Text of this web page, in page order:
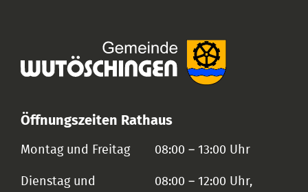
Öffnungszeiten Rathaus
Montag und Freitag 08:00 – 13:00 Uhr
Dienstag und
08:00 – 12:00 Uhr,